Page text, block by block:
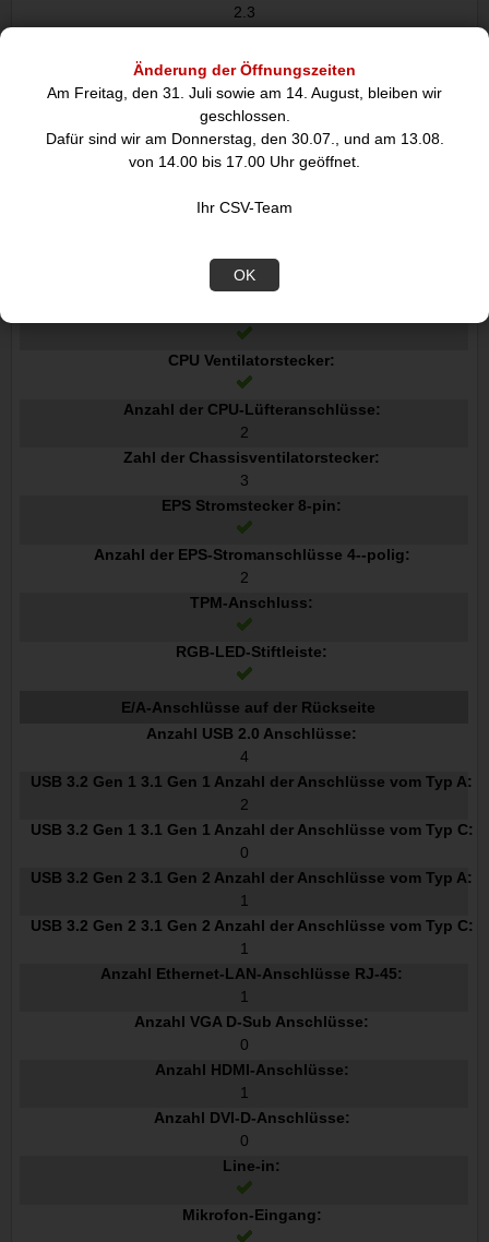
Änderung der Öffnungszeiten
Am Freitag, den 31. Juli sowie am 14. August, bleiben wir
geschlossen.
Dafür sind wir am Donnerstag, den 30.07., und am 13.08.
von 14.00 bis 17.00 Uhr geöffnet.
Ihr CSV-Team
OK
2.3
Anzahl USB 2.0 Schnittstellen:
2
USB 3.2 Gen 1 3.1 Gen 1 Anschlüsse:
3
USB 3.2 Gen 2 3.1 Gen 2 Anschlüsse:
SATA III Anschlüsse:
Front Panel Audiostecker:
CPU Ventilatorstecker:
Anzahl der CPU-Lüfteranschlüsse:
2
Zahl der Chassisventilatorstecker:
3
EPS Stromstecker 8-pin:
Anzahl der EPS-Stromanschlüsse 4--polig:
2
TPM-Anschluss:
RGB-LED-Stiftleiste:
E/A-Anschlüsse auf der Rückseite
Anzahl USB 2.0 Anschlüsse:
4
USB 3.2 Gen 1 3.1 Gen 1 Anzahl der Anschlüsse vom Typ A:
2
USB 3.2 Gen 1 3.1 Gen 1 Anzahl der Anschlüsse vom Typ C:
0
USB 3.2 Gen 2 3.1 Gen 2 Anzahl der Anschlüsse vom Typ A:
1
USB 3.2 Gen 2 3.1 Gen 2 Anzahl der Anschlüsse vom Typ C:
1
Anzahl Ethernet-LAN-Anschlüsse RJ-45:
1
Anzahl VGA D-Sub Anschlüsse:
0
Anzahl HDMI-Anschlüsse:
1
Anzahl DVI-D-Anschlüsse:
0
Line-in:
Mikrofon-Eingang: